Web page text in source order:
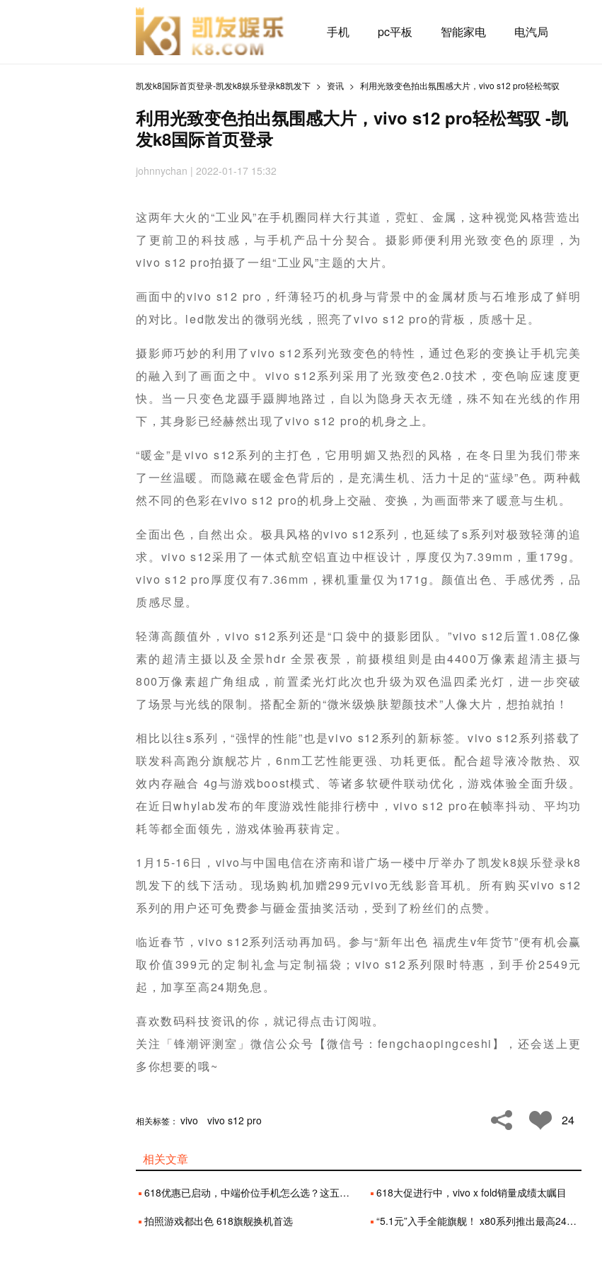
手机 pc平板 智能家电 电汽局
凯发k8国际首页登录-凯发k8娱乐登录k8凯发下 资讯 利用光致变色拍出氛围感大片，vivo s12 pro轻松驾驭
利用光致变色拍出氛围感大片，vivo s12 pro轻松驾驭 -凯
发k8国际首页登录
johnnychan | 2022-01-17 15:32
这两年大火的“工业风”在手机圈同样大行其道，霓虹、金属，这种视觉风格营造出
了更前卫的科技感，与手机产品十分契合。摄影师便利用光致变色的原理，为
vivo s12 pro拍摄了一组“工业风”主题的大片。
画面中的vivo s12 pro，纤薄轻巧的机身与背景中的金属材质与石堆形成了鲜明
的对比。led散发出的微弱光线，照亮了vivo s12 pro的背板，质感十足。
摄影师巧妙的利用了vivo s12系列光致变色的特性，通过色彩的变换让手机完美
的融入到了画面之中。vivo s12系列采用了光致变色2.0技术，变色响应速度更
快。当一只变色龙蹑手蹑脚地路过，自以为隐身天衣无缝，殊不知在光线的作用
下，其身影已经赫然出现了vivo s12 pro的机身之上。
“暖金”是vivo s12系列的主打色，它用明媚又热烈的风格，在冬日里为我们带来
了一丝温暖。而隐藏在暖金色背后的，是充满生机、活力十足的“蓝绿”色。两种截
然不同的色彩在vivo s12 pro的机身上交融、变换，为画面带来了暖意与生机。
全面出色，自然出众。极具风格的vivo s12系列，也延续了s系列对极致轻薄的追
求。vivo s12采用了一体式航空铝直边中框设计，厚度仅为7.39mm，重179g。
vivo s12 pro厚度仅有7.36mm，裸机重量仅为171g。颜值出色、手感优秀，品
质感尽显。
轻薄高颜值外，vivo s12系列还是“口袋中的摄影团队。”vivo s12后置1.08亿像
素的超清主摄以及全景hdr 全景夜景，前摄模组则是由4400万像素超清主摄与
800万像素超广角组成，前置柔光灯此次也升级为双色温四柔光灯，进一步突破
了场景与光线的限制。搭配全新的“微米级焕肤塑颜技术”人像大片，想拍就拍！
相比以往s系列，“强悍的性能”也是vivo s12系列的新标签。vivo s12系列搭载了
联发科高跑分旗舰芯片，6nm工艺性能更强、功耗更低。配合超导液冷散热、双
效内存融合 4g与游戏boost模式、等诸多软硬件联动优化，游戏体验全面升级。
在近日whylab发布的年度游戏性能排行榜中，vivo s12 pro在帧率抖动、平均功
耗等都全面领先，游戏体验再获肯定。
1月15-16日，vivo与中国电信在济南和谐广场一楼中厅举办了凯发k8娱乐登录k8
凯发下的线下活动。现场购机加赠299元vivo无线影音耳机。所有购买vivo s12
系列的用户还可免费参与砸金蛋抽奖活动，受到了粉丝们的点赞。
临近春节，vivo s12系列活动再加码。参与“新年出色 福虎生v年货节”便有机会赢
取价值399元的定制礼盒与定制福袋；vivo s12系列限时特惠，到手价2549元
起，加享至高24期免息。
喜欢数码科技资讯的你，就记得点击订阅啦。
关注「锋潮评测室」微信公众号【微信号：fengchaopingceshi】，还会送上更
多你想要的哦~
相关标签： vivo vivo s12 pro
分享 赞 24
相关文章
618优惠已启动，中端价位手机怎么选？这五台表现最突出
618大促进行中，vivo x fold销量成绩太瞩目
拍照游戏都出色 618旗舰换机首选
“5.1元”入手全能旗舰！ x80系列推出最高24期免息购机福利